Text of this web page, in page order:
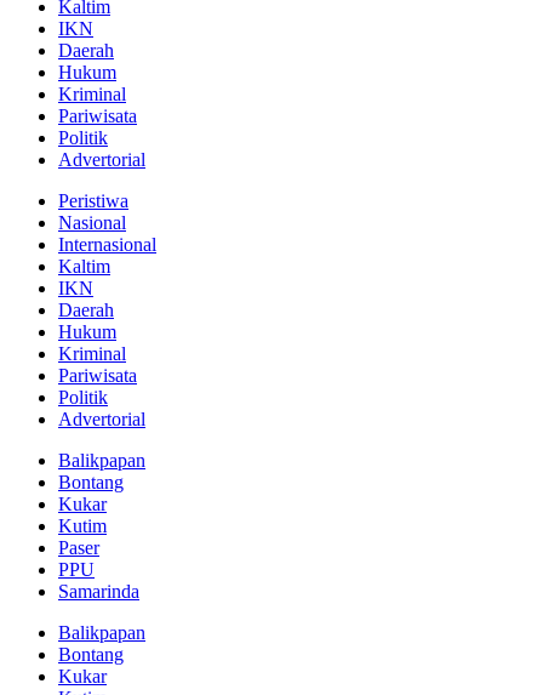
Kaltim
IKN
Daerah
Hukum
Kriminal
Pariwisata
Politik
Advertorial
Peristiwa
Nasional
Internasional
Kaltim
IKN
Daerah
Hukum
Kriminal
Pariwisata
Politik
Advertorial
Balikpapan
Bontang
Kukar
Kutim
Paser
PPU
Samarinda
Balikpapan
Bontang
Kukar